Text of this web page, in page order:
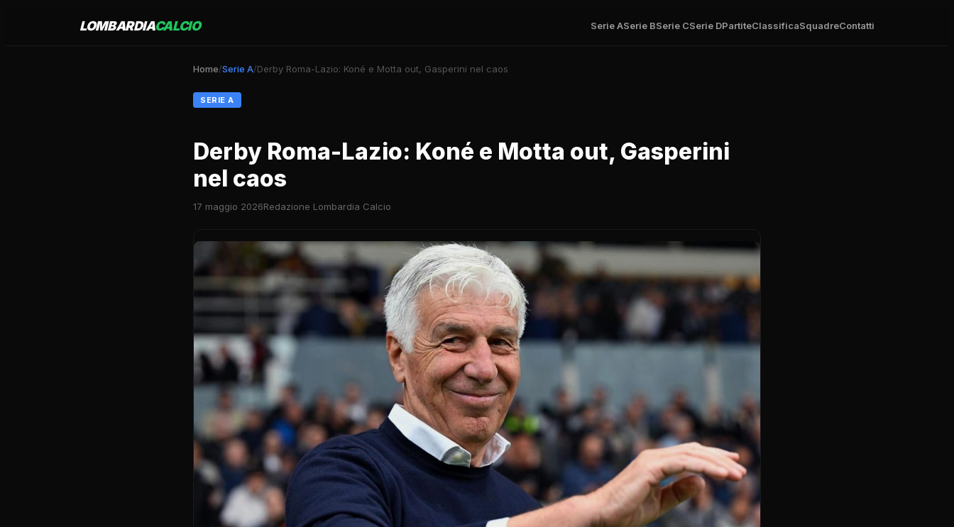
LOMBARDIACALCIO Serie ASerie BSerie CSerie DPartiteClassificaSquadreContatti
Home/Serie A/Derby Roma-Lazio: Koné e Motta out, Gasperini nel caos
SERIE A
Derby Roma-Lazio: Koné e Motta out, Gasperini
nel caos
17 maggio 2026Redazione Lombardia Calcio